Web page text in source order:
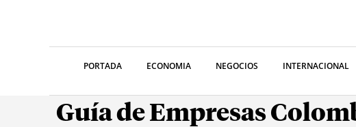
PORTADA ECONOMIA NEGOCIOS INTERNACIONAL
Guía de Empresas